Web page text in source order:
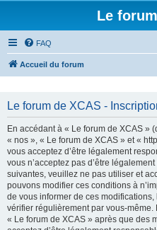
Le
FAQ
Accueil du forum
Le forum de XCAS -
En accédant à « Le forum de XCAS »
« nos », « Le forum de XCAS » et «
vous acceptez d’être légalement
vous n’acceptez pas d’être
suivantes, veuillez ne pas utiliser et
pouvons modifier ces conditions à
de vous informer de ces
vérifier régulièrement par vous-
« Le forum de XCAS » après que des